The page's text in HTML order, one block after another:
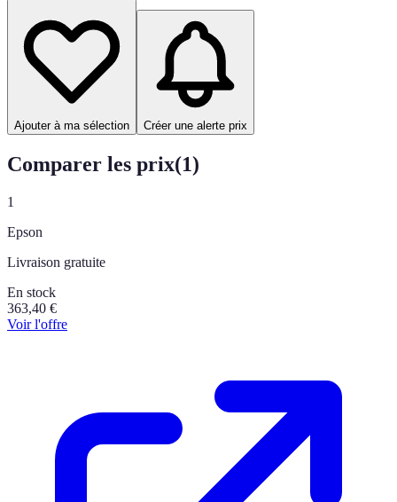
Ajouter à ma sélection Créer une alerte prix
Comparer les prix(1)
1
Epson
Livraison gratuite
En stock
363,40 €
Voir l'offre